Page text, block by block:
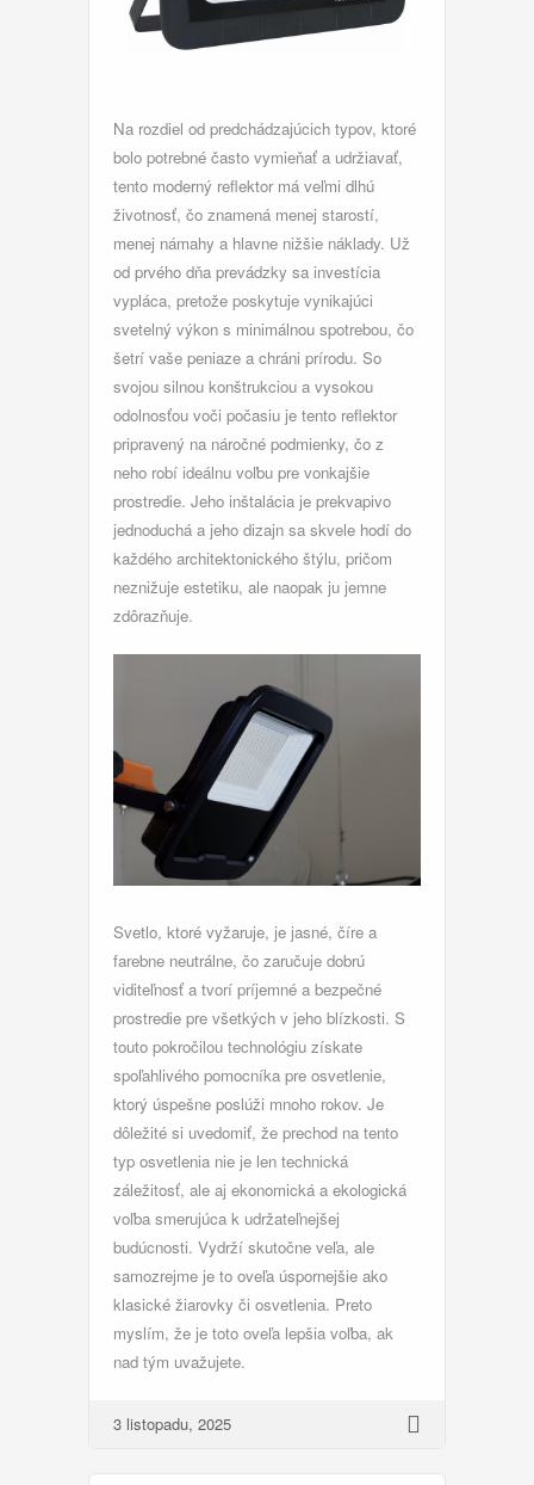
Na rozdiel od predchádzajúcich typov, ktoré
bolo potrebné často vymieňať a udržiavať,
tento moderný reflektor má veľmi dlhú
životnosť, čo znamená menej starostí,
menej námahy a hlavne nižšie náklady. Už
od prvého dňa prevádzky sa investícia
vypláca, pretože poskytuje vynikajúci
svetelný výkon s minimálnou spotrebou, čo
šetrí vaše peniaze a chráni prírodu. So
svojou silnou konštrukciou a vysokou
odolnosťou voči počasiu je tento reflektor
pripravený na náročné podmienky, čo z
neho robí ideálnu voľbu pre vonkajšie
prostredie. Jeho inštalácia je prekvapivo
jednoduchá a jeho dizajn sa skvele hodí do
každého architektonického štýlu, pričom
neznižuje estetiku, ale naopak ju jemne
zdôrazňuje.
Svetlo, ktoré vyžaruje, je jasné, číre a
farebne neutrálne, čo zaručuje dobrú
viditeľnosť a tvorí príjemné a bezpečné
prostredie pre všetkých v jeho blízkosti. S
touto pokročilou technológiu získate
spoľahlivého pomocníka pre osvetlenie,
ktorý úspešne poslúži mnoho rokov. Je
dôležité si uvedomiť, že prechod na tento
typ osvetlenia nie je len technická
záležitosť, ale aj ekonomická a ekologická
voľba smerujúca k udržateľnejšej
budúcnosti. Vydrží skutočne veľa, ale
samozrejme je to oveľa úspornejšie ako
klasické žiarovky či osvetlenia. Preto
myslím, že je toto oveľa lepšia voľba, ak
nad tým uvažujete.
3 listopadu, 2025